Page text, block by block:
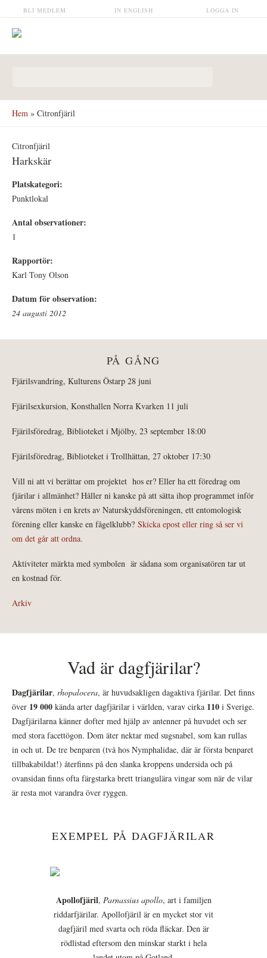
Hoppa till huvudinnehåll LOGGA IN
IN ENGLISH
BLI MEDLEM
Hem » Citronfjäril
Citronfjäril
Harkskär
Platskategori:
Punktlokal
Antal observationer:
1
Rapportör:
Karl Tony Olson
Datum för observation:
24 augusti 2012
PÅ GÅNG
Fjärilsvandring, Kulturens Östarp 28 juni
Fjärilsexkursion, Konsthallen Norra Kvarken 11 juli
Fjärilsföredrag, Biblioteket i Mjölby, 23 september 18:00
Fjärilsföredrag, Biblioteket i Trollhättan, 27 oktober 17:30
Vill ni att vi berättar om projektet hos er? Eller ha ett föredrag om
fjärilar i allmänhet? Håller ni kanske på att sätta ihop programmet inför
vårens möten i en krets av Naturskyddsföreningen, ett entomologisk
förening eller kanske en fågelklubb? Skicka epost eller ring så ser vi
om det går att ordna.
Aktiviteter märkta med symbolen är sådana som organisatören tar ut
en kostnad för.
Arkiv
Vad är dagfjärilar?
Dagfjärilar, rhopalocera, är huvudsakligen dagaktiva fjärilar. Det finns
över 19 000 kända arter dagfjärilar i världen, varav cirka 110 i Sverige.
Dagfjärilarna känner dofter med hjälp av antenner på huvudet och ser
med stora facettögon. Dom äter nektar med sugsnabel, som kan rullas
in och ut. De tre benparen (två hos Nymphalidae, där är första benparet
tillbakabildat!) återfinns på den slanka kroppens undersida och på
ovansidan finns ofta färgstarka brett triangulära vingar som när de vilar
är resta mot varandra över ryggen.
EXEMPEL PÅ DAGFJÄRILAR
Apollofjäril, Parnassius apollo, art i familjen
riddarfjärilar. Apollofjäril är en mycket stor vit
dagfjäril med svarta och röda fläckar. Den är
rödlistad eftersom den minskar starkt i hela